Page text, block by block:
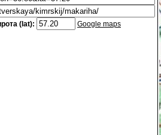
(lat): Google maps